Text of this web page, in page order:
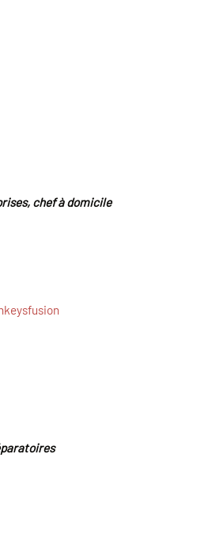
chef à domicile